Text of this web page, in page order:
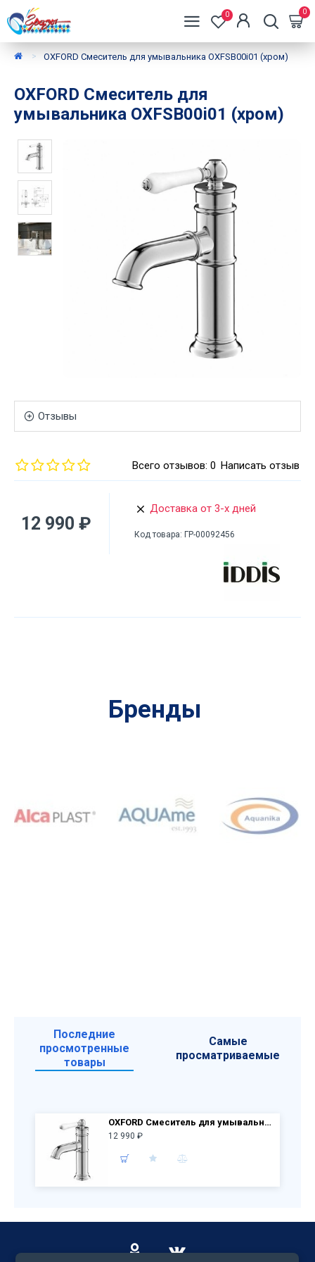
0 0
OXFORD Смеситель для умывальника OXFSB00i01 (хром)
OXFORD Смеситель для
умывальника OXFSB00i01 (хром)
Отзывы
Всего отзывов: 0 Написать отзыв
12 990 ₽
Доставка от 3-х дней
Код товара: ГР-00092456
Бренды
Последние
просмотренные
товары
Самые
просматриваемые
OXFORD Смеситель для умывальника OXFSB00i01 (хром)
12 990 ₽